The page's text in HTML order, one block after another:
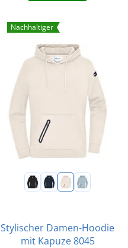
Nachhaltiger
Stylischer Damen-Hoodie
mit Kapuze 8045